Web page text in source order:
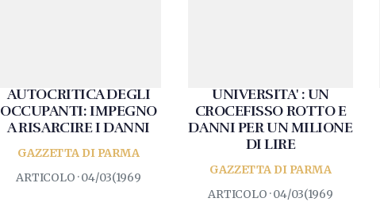
AUTOCRITICA DEGLI
OCCUPANTI: IMPEGNO
A RISARCIRE I DANNI
GAZZETTA DI PARMA
ARTICOLO · 04/03(1969
UNIVERSITA' : UN
CROCEFISSO ROTTO E
DANNI PER UN MILIONE
DI LIRE
GAZZETTA DI PARMA
ARTICOLO · 04/03(1969